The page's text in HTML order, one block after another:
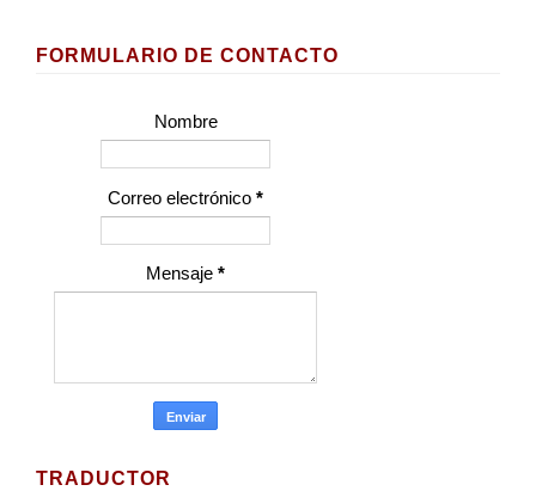
FORMULARIO DE CONTACTO
Nombre
Correo electrónico *
Mensaje *
TRADUCTOR